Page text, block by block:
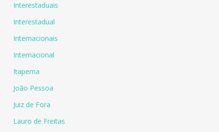
Interestaduais
Interestadual
Internacionais
Internacional
Itapema
João Pessoa
Juiz de Fora
Lauro de Freitas